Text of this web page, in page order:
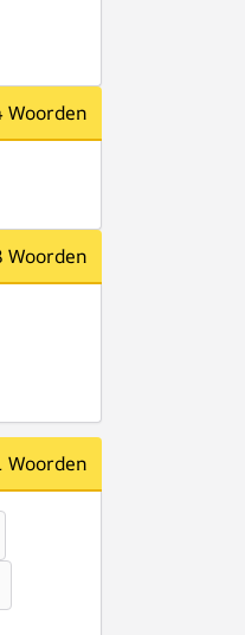
Woorden
Woorden
Woorden